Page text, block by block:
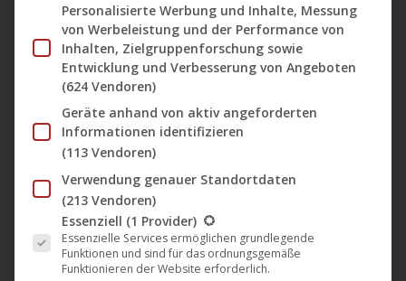
Clara Schramm und Naomi
Achternbusch gewinnen „Preis der
deutschen Filmkritik“ für „Blind &
Hässlich“
Darling Berlin, Film ,Kino,News ,Verleih 20. Februar 2018
Personalisierte Werbung und Inhalte, Messung
von Werbeleistung und der Performance von
Inhalten, Zielgruppenforschung sowie
Entwicklung und Verbesserung von Angeboten
(624 Vendoren)
Geräte anhand von aktiv angeforderten
Informationen identifizieren
(113 Vendoren)
Verwendung genauer Standortdaten
(213 Vendoren)
Es folgt eine Liste der Service-Gruppen, für die eine
Essenziell (1 Provider)
Essenzielle Services ermöglichen grundlegende
Funktionen und sind für das ordnungsgemäße
Funktionieren der Website erforderlich.